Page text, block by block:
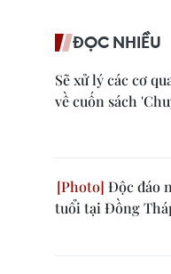
ĐỌC NHIỀU
Sẽ xử lý các cơ
về cuốn sách
Độc đáo
tuổi tại Đồng